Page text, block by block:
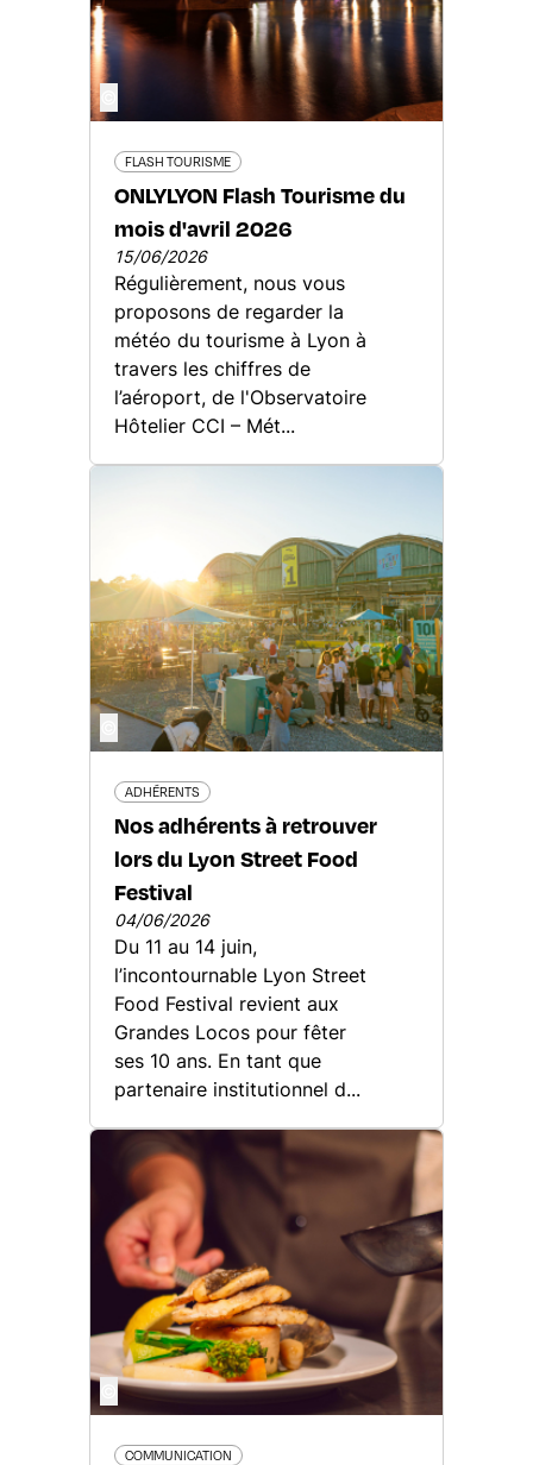
FLASH TOURISME
ONLYLYON Flash Tourisme du
mois d'avril 2026
15/06/2026
Régulièrement, nous vous
proposons de regarder la
météo du tourisme à Lyon à
travers les chiffres de
l’aéroport, de l'Observatoire
Hôtelier CCI – Mét...
ADHÉRENTS
Nos adhérents à retrouver
lors du Lyon Street Food
Festival
04/06/2026
Du 11 au 14 juin,
l’incontournable Lyon Street
Food Festival revient aux
Grandes Locos pour fêter
ses 10 ans. En tant que
partenaire institutionnel d...
COMMUNICATION